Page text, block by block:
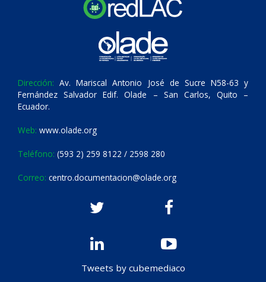
Dirección: Av. Mariscal Antonio José de Sucre N58-63 y
Fernández Salvador Edif. Olade – San Carlos, Quito –
Ecuador.
Web: www.olade.org
Teléfono: (593 2) 259 8122 / 2598 280
Correo: centro.documentacion@olade.org
Tweets by cubemediaco